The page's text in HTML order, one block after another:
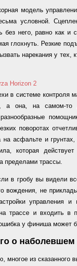
модель
условной.
без него, равно как
глохнуть. Резкие
нарекания у тех,
в системе контроля
а она, на самом-то
разнообразные
поворотах
на асфальте и
которая
пределами трассы.
в гробу вы видели
вождения, не
управления
трассе и входить в
у финиша может
о наболевшем
многое из сказанного